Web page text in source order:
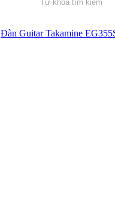
Đàn Guitar Takamine